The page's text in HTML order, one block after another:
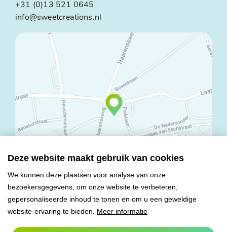
Deze website maakt gebruik van cookies
We kunnen deze plaatsen voor analyse van onze
bezoekersgegevens, om onze website te verbeteren,
gepersonaliseerde inhoud te tonen en om u een geweldige
website-ervaring te bieden. Meer informatie
+31 (0)13 521 0645
info@sweetcreations.nl
© Copyright 2026 Mareco Sweet Creations BV
Alle rechten voorbehouden